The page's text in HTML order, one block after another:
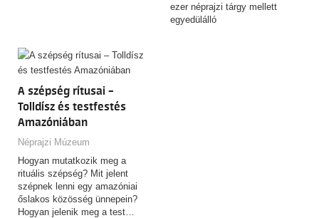
ezer néprajzi tárgy mellett
egyedülálló
A szépség rítusai –
Tolldísz és testfestés
Amazóniában
Néprajzi Múzeum
Hogyan mutatkozik meg a
rituális szépség? Mit jelent
szépnek lenni egy amazóniai
őslakos közösség ünnepein?
Hogyan jelenik meg a test…